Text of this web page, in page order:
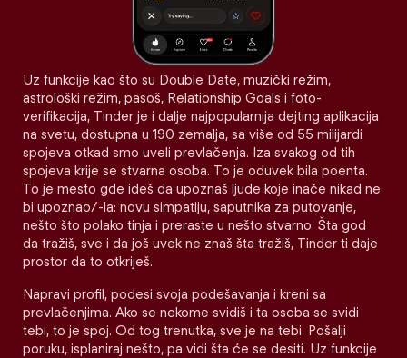
Uz funkcije kao što su Double Date, muzički režim,
astrološki režim, pasoš, Relationship Goals i foto-
verifikacija, Tinder je i dalje najpopularnija dejting aplikacija
na svetu, dostupna u 190 zemalja, sa više od 55 milijardi
spojeva otkad smo uveli prevlačenja. Iza svakog od tih
spojeva krije se stvarna osoba. To je oduvek bila poenta.
To je mesto gde ideš da upoznaš ljude koje inače nikad ne
bi upoznao/-la: novu simpatiju, saputnika za putovanje,
nešto što polako tinja i preraste u nešto stvarno. Šta god
da tražiš, sve i da još uvek ne znaš šta tražiš, Tinder ti daje
prostor da to otkriješ.
Napravi profil, podesi svoja podešavanja i kreni sa
prevlačenjima. Ako se nekome svidiš i ta osoba se svidi
tebi, to je spoj. Od tog trenutka, sve je na tebi. Pošalji
poruku, isplaniraj nešto, pa vidi šta će se desiti. Uz funkcije